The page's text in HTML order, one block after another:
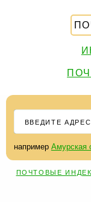
например Амурская
ПОЧТОВЫЕ